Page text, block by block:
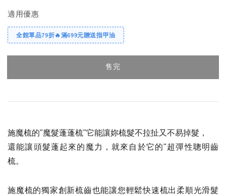
適用優惠
全館單品79折🔥滿699元贈送指甲油
售完
施魔梳的"魔髮蓬蓬梳"它能讓妳梳髮不拉扯又不易掉髮，
還能讓頭髮蓬起來的魔力，就來自於它的"超彈性聰明齒
梳。
施魔梳的獨家創新梳齒也能讓您輕鬆快速梳出柔順光滑髮